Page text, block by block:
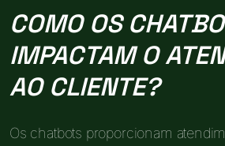
COMO OS
IMPACTAM O
AO CLIENTE?
Os chatbots proporcionam